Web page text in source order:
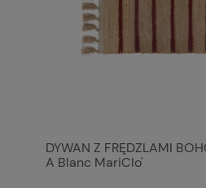
DYWAN Z FRĘDZLAMI
A Blanc MariClo'